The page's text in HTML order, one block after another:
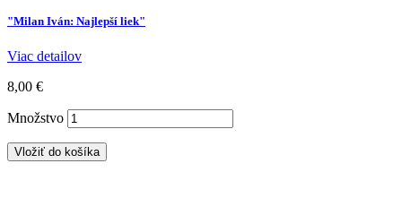
"Milan Iván: Najlepší liek"
Viac detailov
8,00 €
Množstvo
Vložiť do košíka